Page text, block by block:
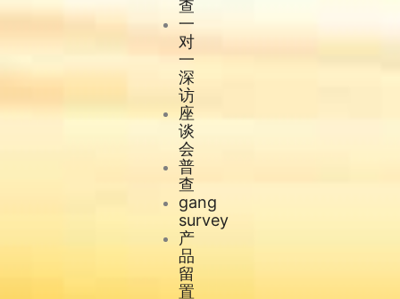
查
一
对
一
深
访
座
谈
会
普
查
gang
survey
产
品
留
置